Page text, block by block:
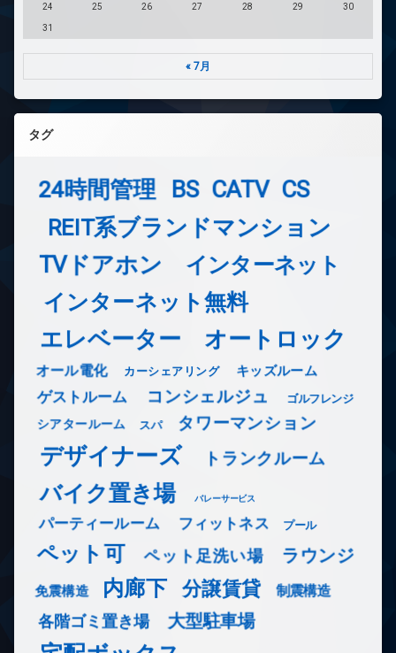
24 25 26 27 28 29 30
31
« 7月
タグ
24時間管理 BS CATV CS
REIT系ブランドマンション
TVドアホン インターネット
インターネット無料
エレベーター オートロック
オール電化 カーシェアリング キッズルーム
ゲストルーム コンシェルジュ ゴルフレンジ
シアタールーム スパ タワーマンション
デザイナーズ トランクルーム
バイク置き場 バレーサービス
パーティールーム フィットネス プール
ペット可 ペット足洗い場 ラウンジ
免震構造 内廊下 分譲賃貸 制震構造
各階ゴミ置き場 大型駐車場